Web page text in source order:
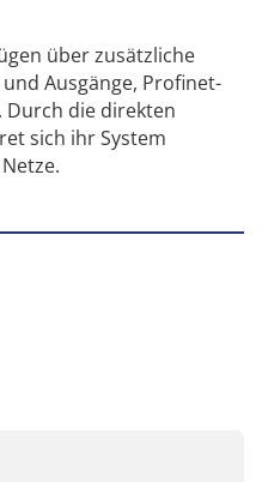
über zusätzliche
Ausgänge, Profinet-
Durch die direkten
sich ihr System